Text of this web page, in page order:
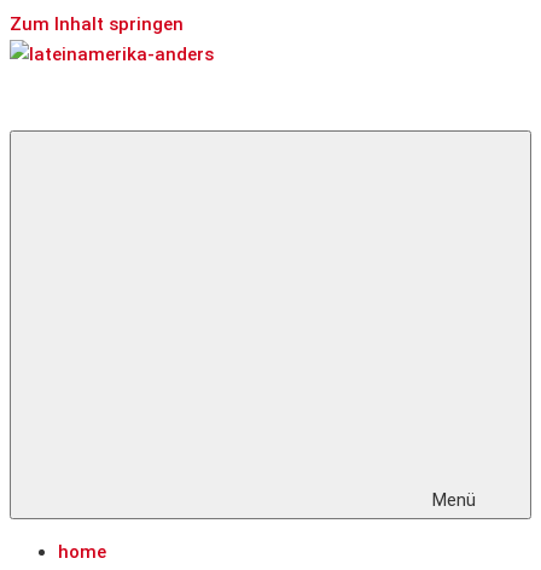
Zum Inhalt springen
für
Menü
home